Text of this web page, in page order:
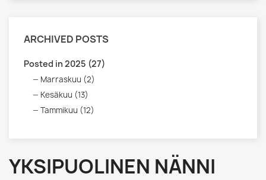
ARCHIVED POSTS
Posted in 2025 (27)
Marraskuu (2)
Kesäkuu (13)
Tammikuu (12)
YKSIPUOLINEN NÄNNI